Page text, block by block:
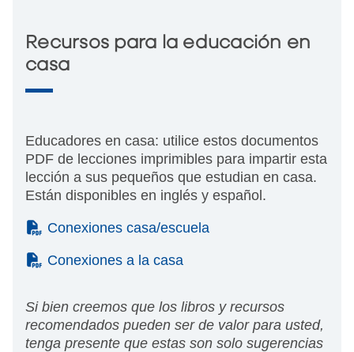
Recursos para la educación en
casa
Educadores en casa: utilice estos documentos
PDF de lecciones imprimibles para impartir esta
lección a sus pequeños que estudian en casa.
Están disponibles en inglés y español.
(PDF)
Conexiones casa/escuela
(PDF)
Conexiones a la casa
Si bien creemos que los libros y recursos
recomendados pueden ser de valor para usted,
tenga presente que estas son solo sugerencias